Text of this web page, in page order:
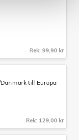
Rek: 99,90 kr
till Europa
Rek: 129,00 kr